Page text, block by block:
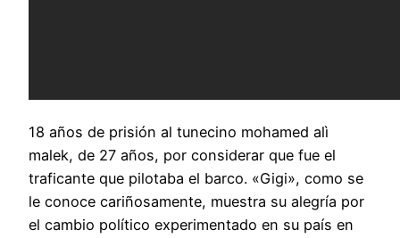
18 años de prisión al tunecino mohamed alì
malek, de 27 años, por considerar que fue el
traficante que pilotaba el barco. «Gigi», como se
le conoce cariñosamente, muestra su alegría por
el cambio político experimentado en su país en